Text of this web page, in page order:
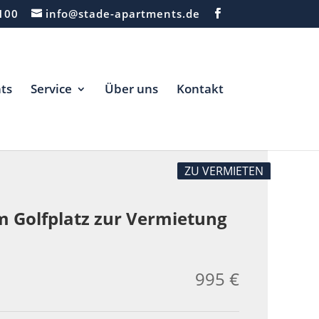
info@stade-apartments.de
Service Über uns Kontakt
ZU VERMIETEN
Golfplatz zur Vermietung
995 €